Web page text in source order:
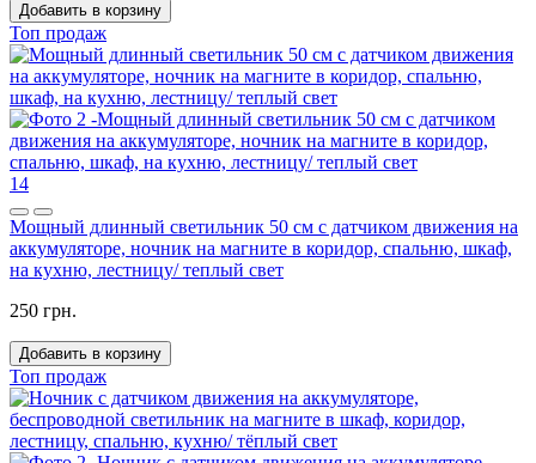
Добавить в корзину
Топ продаж
14
Мощный длинный светильник 50 см с датчиком движения на
аккумуляторе, ночник на магните в коридор, спальню, шкаф,
на кухню, лестницу/ теплый свет
250 грн.
Добавить в корзину
Топ продаж